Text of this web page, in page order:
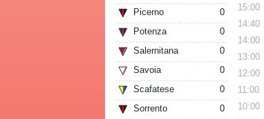
Picerno
0
Potenza
0
Salernitana
0
Savoia
0
Scafatese
0
Sorrento
0
15:00
14:40
14:00
13:00
12:00
11:00
10:00